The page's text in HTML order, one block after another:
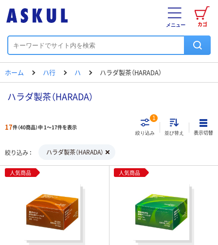
カゴ
メニュー
ホーム ハ行 ハ ハラダ製茶（HARADA）
ハラダ製茶（HARADA）
17件（40商品）中 1～17件を表示
絞り込み
1
並び替え 表示切替
絞り込み ハラダ製茶（HARADA）
人気商品 人気商品